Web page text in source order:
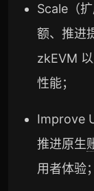
Scale（
额、推进
zkEVM
性能；
Improve
推进原生
用者体验；